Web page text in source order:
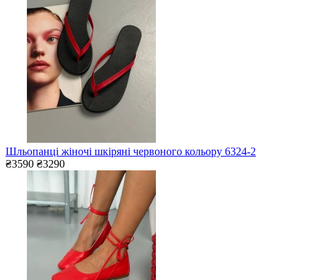
Шльопанці жіночі шкіряні червоного кольору 6324-2
₴3590 ₴3290